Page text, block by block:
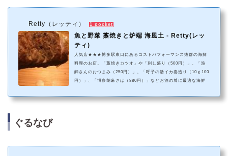
Retty（レッティ） 1 pocket
魚と野菜 藁焼きと炉端 海風土 - Retty(レッ
ティ)
人気店★★★博多駅東口にあるコストパフォーマンス抜群の海鮮
料理のお店。「藁焼きカツオ」や「刺し盛り（500円）」、「漁
師さんのおつまみ（250円）」、「呼子の活イカ姿造り（10ｇ100
円）」、「博多胡麻さば（880円）」などお酒の肴に最適な海鮮
00円コースなどの用意がある。刺身やイサキのフライなど、魚介
ぐるなび